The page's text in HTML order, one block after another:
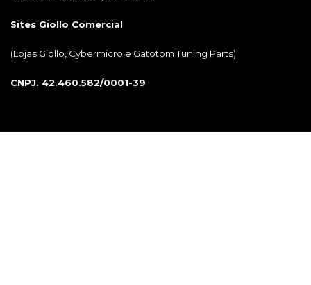
Sites Giollo Comercial
(Lojas Giollo, Cybermicro e Gatotom Tuning Parts)
CNPJ. 42.460.582/0001-39